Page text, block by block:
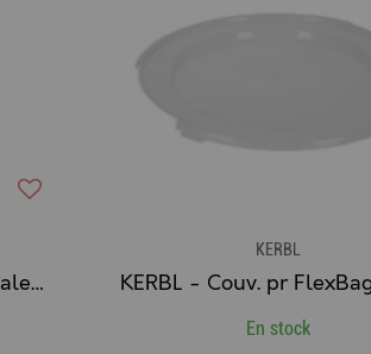
KERBL - Pelle à neige/céréales alu sans rebord avec manche
KERBL
En stock